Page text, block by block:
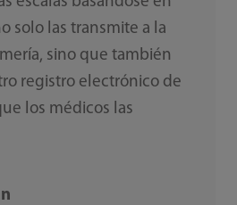
solo las transmite a la
sino que también
registro electrónico de
los médicos las